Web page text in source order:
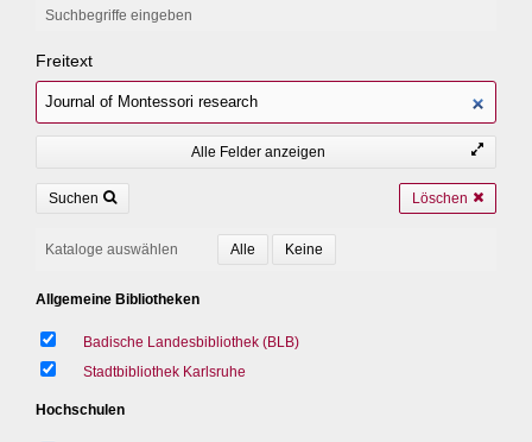
Suchbegriffe eingeben
Freitext
Alle Felder anzeigen
Suchen Löschen
Kataloge auswählen
Allgemeine Bibliotheken
Badische Landesbibliothek (BLB)
Stadtbibliothek Karlsruhe
Hochschulen